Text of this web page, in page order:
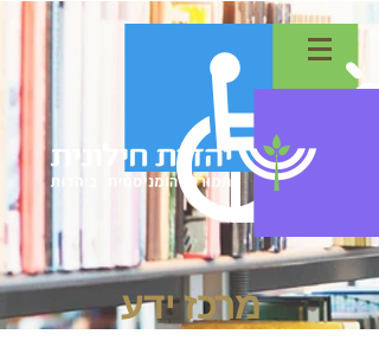
מרכז ידע